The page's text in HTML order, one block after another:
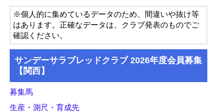
※個人的に集めているデータのため、間違いや抜け等
はあります。正確なデータは、クラブ発表のものでご
確認ください。
サンデーサラブレッドクラブ 2026年度会員募集
【関西】
募集馬
生産・測尺・育成先